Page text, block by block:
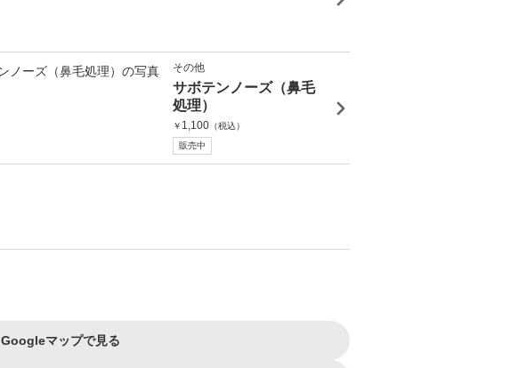
その他
サボテンノーズ（鼻毛
処理）
￥ 1,100 （税込）
販売中
Googleマップで見る